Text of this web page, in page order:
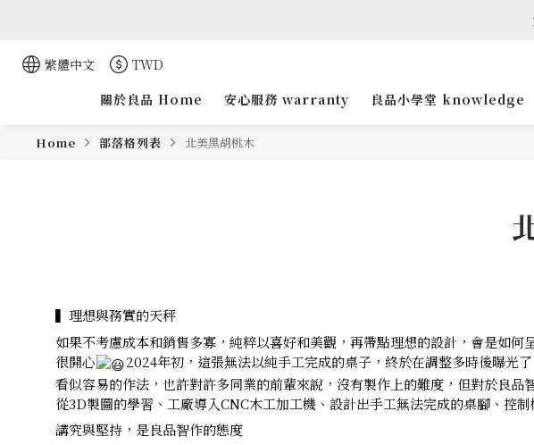
繁體中文 TWD
關於良品 Home
安心服務 warranty 良品小學堂 knowledge
Home 部落格列表 北美黑胡桃木
▍理想與務實的天秤
如果不考慮成本和銷售多寡，純粹以喜好和美觀，再帶點理想的設計，會是如何
很開心
2024年初，這張無法以純手工完成的桌子，終於在調整多時後曝光了
看似容易的作法，也許對許多同業的前輩來說，沒有製作上的難度，但對於良品
從3D製圖的學習、工廠導入CNC木工加工機、設計出手工無法完成的桌腳、控
講究與堅持，是良品智作的態度